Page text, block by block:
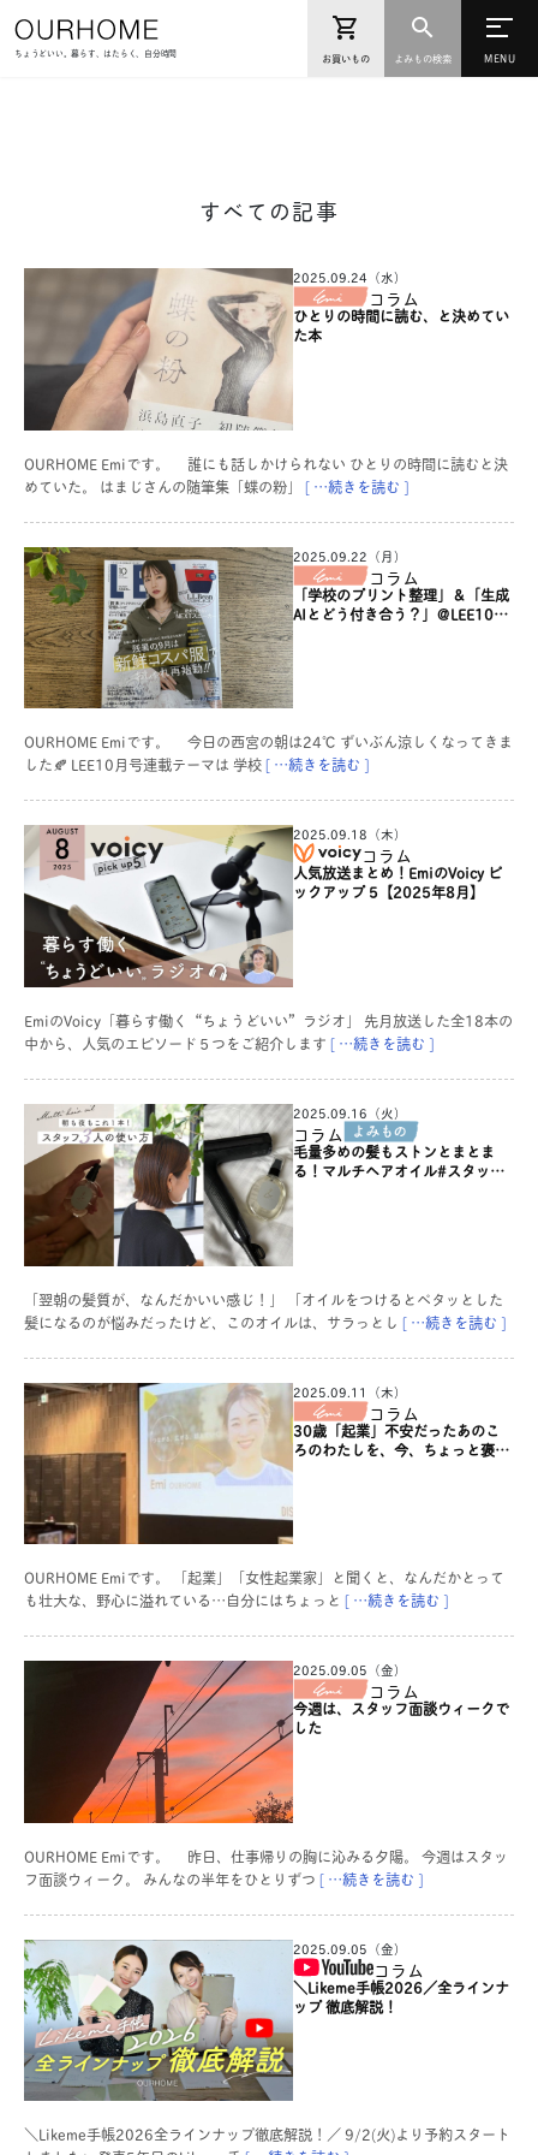
ちょうどいい。暮らす、はたらく、自分時間
すべての記事
2025.09.24（水）
コラム
ひとりの時間に読む、と決めてい
た本
OURHOME Emiです。 誰にも話しかけられない ひとりの時間に読むと決
めていた。 はまじさんの随筆集「蝶の粉」 [ …続きを読む ]
2025.09.22（月）
コラム
「学校のプリント整理」＆「生成
AIとどう付き合う？」＠LEE10月
OURHOME Emiです。 今日の西宮の朝は24℃ ずいぶん涼しくなってきま
した🍂 LEE10月号連載テーマは 学校[ …続きを読む ]
2025.09.18（木）
コラム
人気放送まとめ！EmiのVoicy ピ
ックアップ 5【2025年8月】
EmiのVoicy「暮らす働く“ちょうどいい”ラジオ」 先月放送した全18本の
中から、人気のエピソード５つをご紹介します [ …続きを読む ]
2025.09.16（火）
コラム
毛量多めの髪もストンとまとま
る！マルチヘアオイル#スタッフ
「翌朝の髪質が、なんだかいい感じ！」 「オイルをつけるとペタッとした
髪になるのが悩みだったけど、このオイルは、サラっとし [ …続きを読む ]
2025.09.11（木）
コラム
30歳「起業」不安だったあのこ
ろのわたしを、今、ちょっと褒め
OURHOME Emiです。 「起業」「女性起業家」と聞くと、なんだかとって
も壮大な、野心に溢れている…自分にはちょっと [ …続きを読む ]
2025.09.05（金）
コラム
今週は、スタッフ面談ウィークで
した
OURHOME Emiです。 昨日、仕事帰りの胸に沁みる夕陽。 今週はスタッ
フ面談ウィーク。 みんなの半年をひとりずつ [ …続きを読む ]
2025.09.05（金）
コラム
＼Likeme手帳2026／全ラインナ
ップ 徹底解説！
＼Likeme手帳2026全ラインナップ徹底解説！／ 9/2(火)より予約スタート
お買いもの よみもの検索